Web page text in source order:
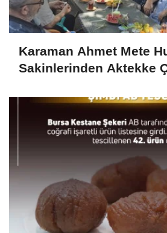
Karaman Ahmet Mete
Sakinlerinden Aktekke